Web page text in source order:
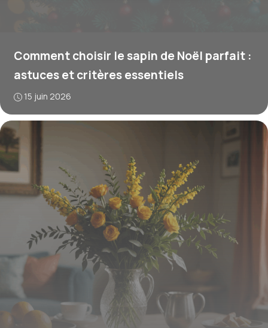
Comment choisir le sapin de Noël parfait :
astuces et critères essentiels
15 juin 2026